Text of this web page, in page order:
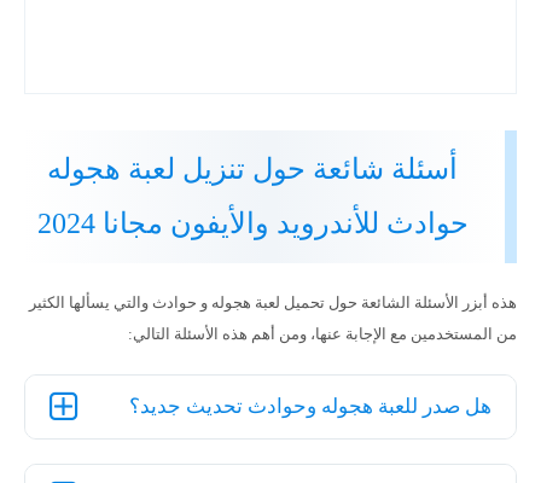
أسئلة شائعة حول تنزيل لعبة هجوله
حوادث للأندرويد والأيفون مجانا 2024
هذه أبزر الأسئلة الشائعة حول تحميل لعبة هجوله و حوادث والتي يسألها الكثير
من المستخدمين مع الإجابة عنها، ومن أهم هذه الأسئلة التالي:
هل صدر للعبة هجوله وحوادث تحديث جديد؟